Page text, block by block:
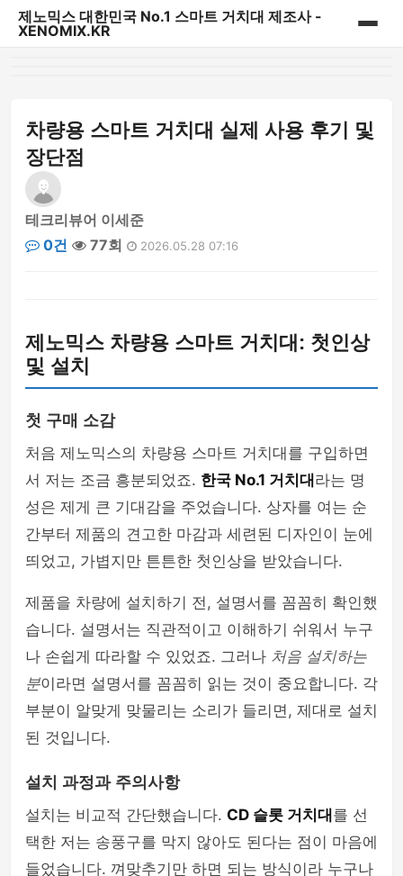
제노믹스 대한민국 No.1 스마트 거치대 제조사 -
XENOMIX.KR
CD슬롯 & 송풍구거치대
대시보드 거치대
자바라거치대
다용도 일상용 거치대
파워핸들/핑거링/충전기
셀카봉 & 블루투스리모컨
차량용 스마트 거치대 실제 사용 후기 및
장단점
테크리뷰어 이세준
0건
77회 2026.05.28 07:16
제노믹스 차량용 스마트 거치대: 첫인상
및 설치
첫 구매 소감
처음 제노믹스의 차량용 스마트 거치대를 구입하면
서 저는 조금 흥분되었죠. 한국 No.1 거치대 라는 명
성은 제게 큰 기대감을 주었습니다. 상자를 여는 순
간부터 제품의 견고한 마감과 세련된 디자인이 눈에
띄었고, 가볍지만 튼튼한 첫인상을 받았습니다.
제품을 차량에 설치하기 전, 설명서를 꼼꼼히 확인했
습니다. 설명서는 직관적이고 이해하기 쉬워서 누구
나 손쉽게 따라할 수 있었죠. 그러나 처음 설치하는
분이라면 설명서를 꼼꼼히 읽는 것이 중요합니다. 각
부분이 알맞게 맞물리는 소리가 들리면, 제대로 설치
된 것입니다.
설치 과정과 주의사항
설치는 비교적 간단했습니다. CD 슬롯 거치대 를 선
택한 저는 송풍구를 막지 않아도 된다는 점이 마음에
들었습니다. 껴맞추기만 하면 되는 방식이라 누구나